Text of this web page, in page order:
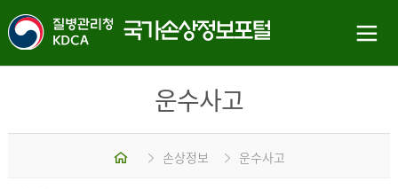
운수사고
홈 손상정보 운수사고